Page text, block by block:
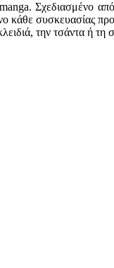
Σχεδιασμένο
κάθε συσκευασίας
την τσάντα ή τη